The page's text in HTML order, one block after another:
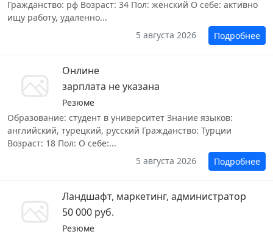
Гражданство: рф Возраст: 34 Пол: женский О себе: активно
ищу работу, удаленно...
5 августа 2026
Подробнее
Онлине
зарплата не указана
Резюме
Образование: студент в университет Знание языков:
английский, турецкий, русский Гражданство: Турции
Возраст: 18 Пол: О себе:...
5 августа 2026
Подробнее
Ландшафт, маркетинг, администратор
50 000 руб.
Резюме